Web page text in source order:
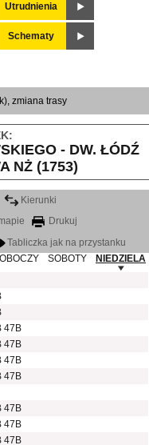
Utrudnienia
Schematy
zmiana trasy
- DW. ŁÓDŹ
NŻ (1753)
Kierunki
Drukuj
Tabliczka jak na przystanku
SOBOTY
NIEDZIELA
47B
47B
47B
47B
47B
47B
47B